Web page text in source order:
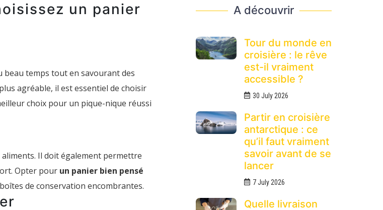
un panier
temps tout en savourant des
agréable, il est essentiel de choisir
choix pour un pique-nique réussi
Il doit également permettre
Opter pour un panier bien pensé
de conservation encombrantes.
A découvrir
Tour du monde en
croisière : le rêve
est-il vraiment
accessible ?
30 July 2026
Partir en croisière
antarctique : ce
qu’il faut vraiment
savoir avant de se
lancer
7 July 2026
Quelle livraison